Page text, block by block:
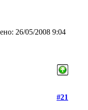
26/05/2008 9:04
#21